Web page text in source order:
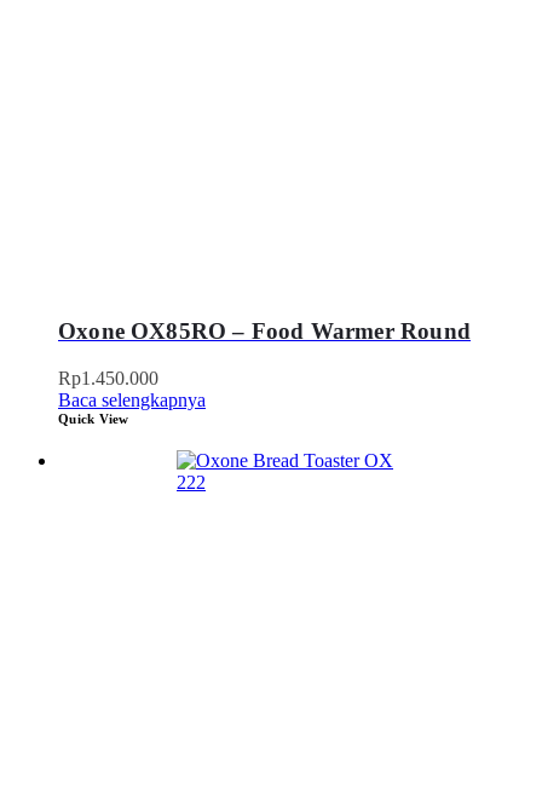
Oxone OX85RO – Food Warmer Round
Rp1.450.000
Baca selengkapnya
Quick View